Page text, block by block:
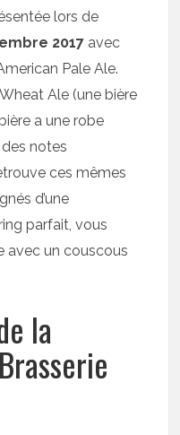
lors de
2017 avec
Pale Ale.
Ale (une bière
a une robe
notes
ces mêmes
d’une
parfait, vous
avec un couscous
la